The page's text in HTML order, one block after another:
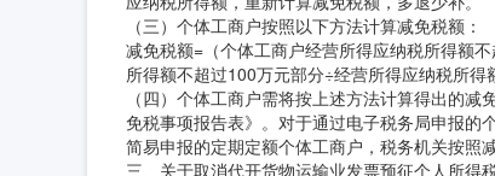
（三）个体工商户按照以下方法计算减免税额：
减免税额=（个体工商户经营所得应纳税所得额
所得额不超过100万元部分÷经营所得应纳税所得
（四）个体工商户需将按上述方法计算得出的
免税事项报告表》。对于通过电子税务局申报的
简易申报的定期定额个体工商户，税务机关按照
三、关于取消代开货物运输业发票预征个人所得